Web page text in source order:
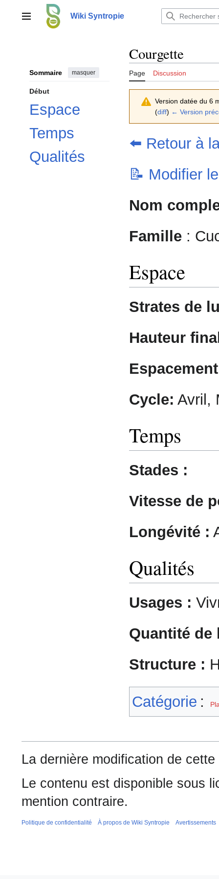
contenuMenu principalWiki Syntropie
Sommaire masquer
Début
Espace
Temps
Qualités
Courgette
Page Discussion
Version datée du 6
(diff) ← Version
⬅️ Retour à
📝 Modifier
Nom
Famille :
Espace
Strates de
Hauteur
Cycle: Avril,
Temps
Stades :
Vitesse de
Longévité :
Qualités
Usages :
Quantité de
Structure :
Catégorie :
La dernière modification de
Le contenu est disponible sous
mention contraire.
Politique de confidentialité À propos de Wiki Syntropie Avertissements